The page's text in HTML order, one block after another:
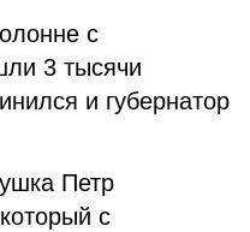
с
3 тысячи
и губернатор
Петр
с